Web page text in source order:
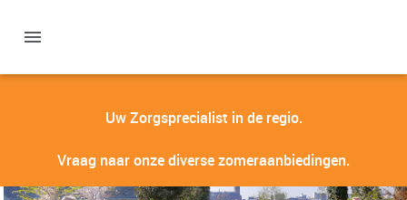
Uw Zorgsprecialist in de regio.
Vraag naar onze diverse zomeraanbiedingen.